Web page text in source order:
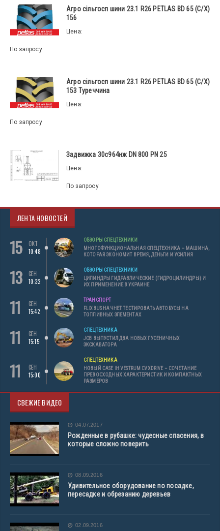
Агро сільгосп шини 23.1 R26 PETLAS BD 65 (С/Х)
156
Цена:
По запросу
Агро сільгосп шини 23.1 R26 PETLAS BD 65 (С/Х)
153 Туреччина
Цена:
По запросу
Задвижка 30с964нж DN 800 PN 25
Цена:
По запросу
ЛЕНТА НОВОСТЕЙ
15
ОКТ
10:48
ОБЗОРЫ СПЕЦТЕХНИКИ
МНОГОФУНКЦИОНАЛЬНАЯ СПЕЦТЕХНИКА – МАШИНА,
КОТОРАЯ ЭКОНОМИТ ВРЕМЯ, ДЕНЬГИ И УСИЛИЯ
13
СЕН
10:32
ОБЗОРЫ СПЕЦТЕХНИКИ
ЦИЛИНДРЫ ГИДРАВЛИЧЕСКИЕ (ГИДРОЦИЛИНДРЫ) И
ИХ ПРИМЕНЕНИЕ В УКРАИНЕ
11
СЕН
15:42
ТРАНСПОРТ
FLIXBUS НАЧНЕТ ТЕСТИРОВАТЬ АВТОБУСЫ НА
ТОПЛИВНЫХ ЭЛЕМЕНТАХ
11
СЕН
15:15
СПЕЦТЕХНИКА
JCB ВЫПУСТИЛ ДВА НОВЫХ ГУСЕНИЧНЫХ
ЭКСКАВАТОРА
11
СЕН
15:00
СПЕЦТЕХНИКА
НОВЫЙ CASE IH VESTRUM CVXDRIVE – СОЧЕТАНИЕ
ПРЕВОСХОДНЫХ ХАРАКТЕРИСТИК И КОМПАКТНЫХ
РАЗМЕРОВ
СВЕЖИЕ ВИДЕО
04.07.2017
Рожденные в рубашке: чудесные спасения, в
которые сложно поверить
08.09.2016
Удивительное оборудование по посадке,
пересадке и обрезанию деревьев
02.09.2016